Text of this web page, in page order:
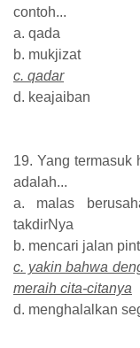
contoh...
a. qada
b. mukjizat
c. qadar
d. keajaiban
19. Yang termasuk
adalah...
a. malas
takdirNya
b. mencari jalan
c. yakin bahwa
meraih cita-citanya
d. menghalalkan